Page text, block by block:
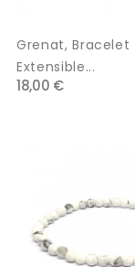
Grenat, Bracelet
Extensible...
18,00 €